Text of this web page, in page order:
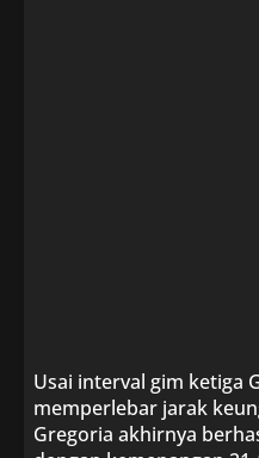
Usai interval gim ketiga
memperlebar jarak
Gregoria akhirnya